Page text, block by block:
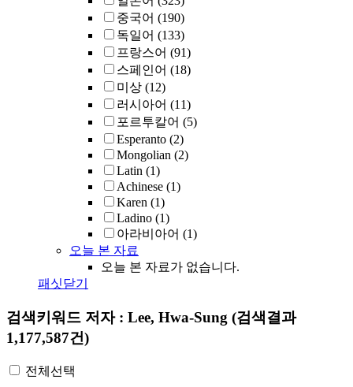
중국어 (190)
독일어 (133)
프랑스어 (91)
스페인어 (18)
미상 (12)
러시아어 (11)
포르투칼어 (5)
Esperanto (2)
Mongolian (2)
Latin (1)
Achinese (1)
Karen (1)
Ladino (1)
아라비아어 (1)
오늘 본 자료
오늘 본 자료가 없습니다.
패싯닫기
검색키워드 저자 : Lee, Hwa-Sung (검색결과
1,177,587건)
전체선택